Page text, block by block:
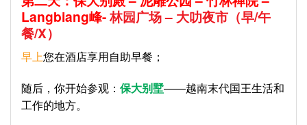
Langbiang峰-林园广场– 大叻夜市 （早/午
餐/X）
早上您在酒店享用自助早餐；
随后，你开始参观： 保大别墅——越南末代国王生活和
工作的地方。